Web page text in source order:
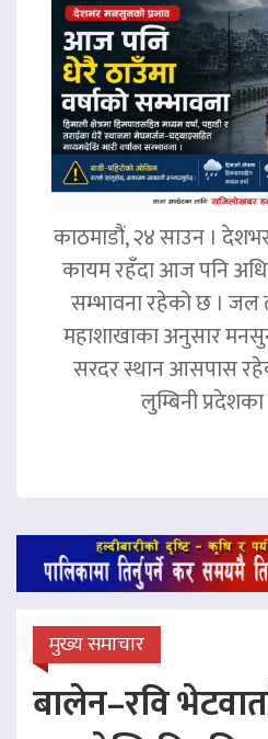
काठमाडौं, २४ साउन ।
कायम रहँदा आज पनि
सम्भावना रहेको छ । जल
महाशाखाका अनुसार
सरदर स्थान आसपास
लुम्बिनी प्रदेशका
मुख्य समाचार
बालेन–रवि